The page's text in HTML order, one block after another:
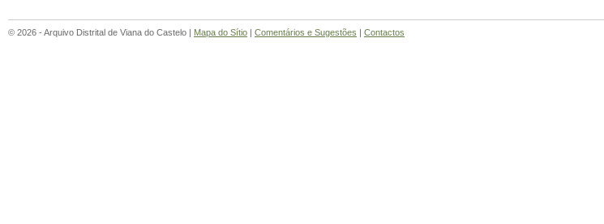
© 2026 - Arquivo Distrital de Viana do Castelo | Mapa do Sítio Comentários e Sugestões Contactos